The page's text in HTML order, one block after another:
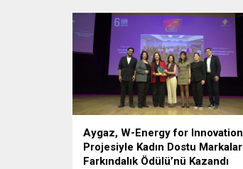
Aygaz, W-Energy for Innovation
Projesiyle Kadın Dostu Markalar
Farkındalık Ödülü’nü Kazandı